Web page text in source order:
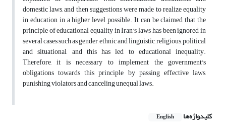
domestic laws, and then suggestions were made to realize equality
in education in a higher level possible. It can be claimed that the
principle of educational equality in Iran's laws has been ignored in
several cases such as gender, ethnic and linguistic, religious, political
and situational, and this has led to educational inequality.
Therefore, it is necessary to implement the government's
obligations towards this principle by passing effective laws,
punishing violators and canceling unequal laws.
کلیدواژه‌ها English